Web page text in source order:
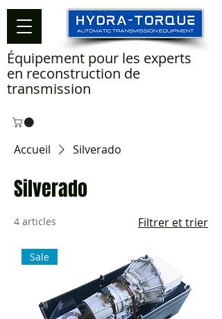
Équipement pour les experts
en reconstruction de
transmission
Accueil Silverado
Silverado
4 articles Filtrer et trier
Sale